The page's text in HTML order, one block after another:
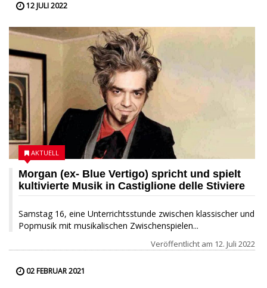
12 JULI 2022
Morgan (ex- Blue Vertigo) spricht und spielt
kultivierte Musik in Castiglione delle Stiviere
Samstag 16, eine Unterrichtsstunde zwischen klassischer und
Popmusik mit musikalischen Zwischenspielen...
AKTUELL
Veröffentlicht am 12. Juli 2022
02 FEBRUAR 2021